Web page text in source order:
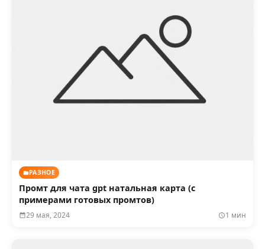
РАЗНОЕ
Промт для чата gpt натальная карта (с
примерами готовых промтов)
29 мая, 2024 1 мин